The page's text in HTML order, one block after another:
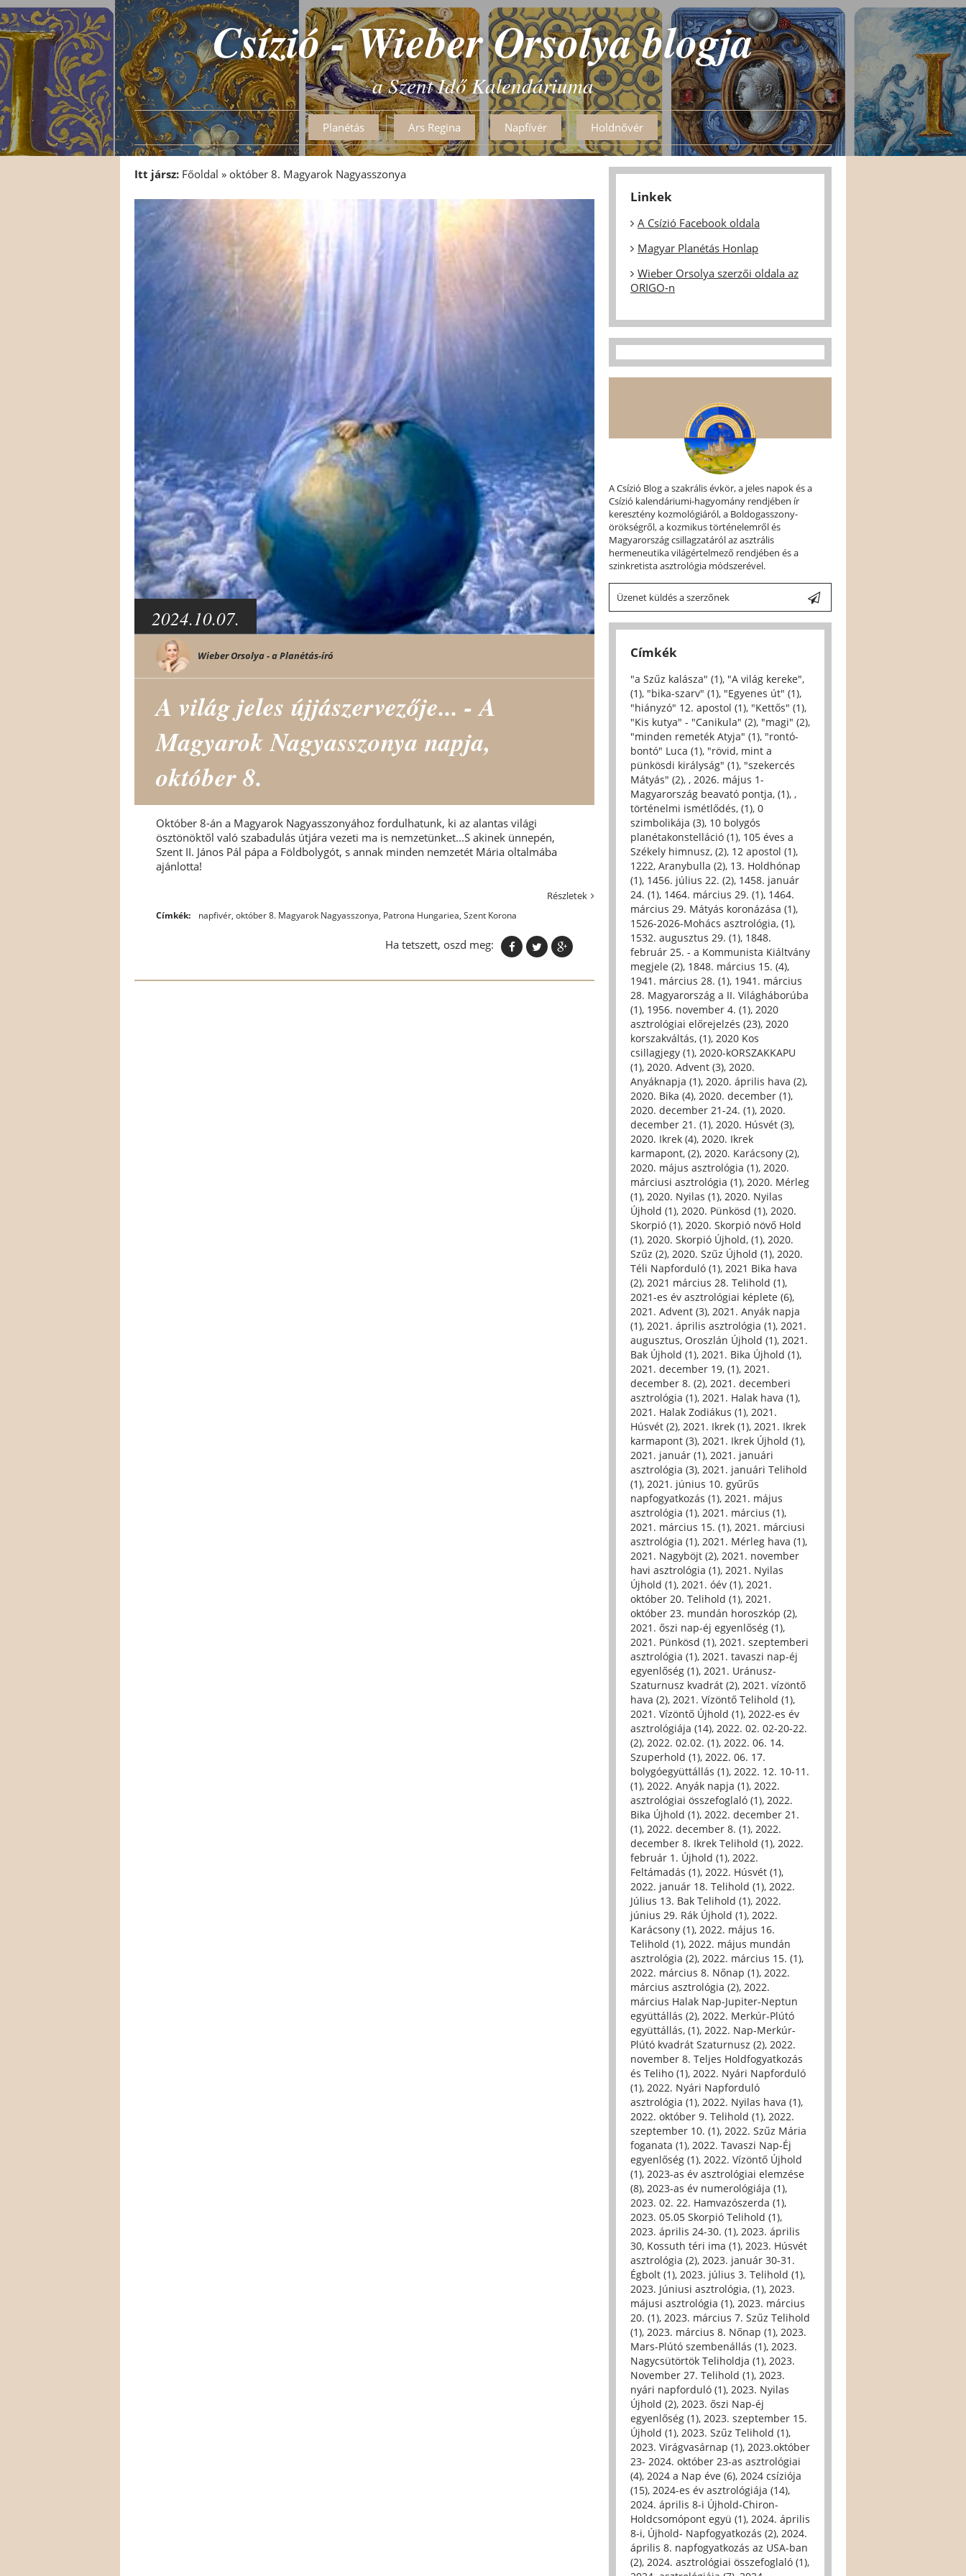
Csízió - Wieber Orsolya blogja
a Szent Idő Kalendáriuma
Planétás Ars Regina Napfívér Holdnővér
Itt jársz: Főoldal » október 8. Magyarok Nagyasszonya
2024.10.07.
Wieber Orsolya - a Planétás-író
A világ jeles újjászervezője... - A
Magyarok Nagyasszonya napja,
október 8.
Október 8-án a Magyarok Nagyasszonyához fordulhatunk, ki az alantas világi
ösztönöktől való szabadulás útjára vezeti ma is nemzetünket...S akinek ünnepén,
Szent II. János Pál pápa a Földbolygót, s annak minden nemzetét Mária oltalmába
ajánlotta!
Részletek
Címkék: napfivér, október 8. Magyarok Nagyasszonya, Patrona Hungariea, Szent Korona
Ha tetszett, oszd meg:
Linkek
A Csízió Facebook oldala
Magyar Planétás Honlap
Wieber Orsolya szerzői oldala az
ORIGO-n
A Csízió Blog a szakrális évkör, a jeles napok és a
Csízió kalendáriumi-hagyomány rendjében ír
keresztény kozmológiáról, a Boldogasszony-
örökségről, a kozmikus történelemről és
Magyarország csillagzatáról az asztrális
hermeneutika világértelmező rendjében és a
szinkretista asztrológia módszerével.
Üzenet küldés a szerzőnek
Címkék
"a Szűz kalásza" (1), "A világ kereke",
(1), "bika-szarv" (1), "Egyenes út" (1),
"hiányzó" 12. apostol (1), "Kettős" (1),
"Kis kutya" - "Canikula" (2), "magi" (2),
"minden remeték Atyja" (1), "rontó-
bontó" Luca (1), "rövid, mint a
pünkösdi királyság" (1), "szekercés
Mátyás" (2), , 2026. május 1-
Magyarország beavató pontja, (1), ,
történelmi ismétlődés, (1), 0
szimbolikája (3), 10 bolygós
planétakonstelláció (1), 105 éves a
Székely himnusz, (2), 12 apostol (1),
1222, Aranybulla (2), 13. Holdhónap
(1), 1456. július 22. (2), 1458. január
24. (1), 1464. március 29. (1), 1464.
március 29. Mátyás koronázása (1),
1526-2026-Mohács asztrológia, (1),
1532. augusztus 29. (1), 1848.
február 25. - a Kommunista Kiáltvány
megjele (2), 1848. március 15. (4),
1941. március 28. (1), 1941. március
28. Magyarország a II. Világháborúba
(1), 1956. november 4. (1), 2020
asztrológiai előrejelzés (23), 2020
korszakváltás, (1), 2020 Kos
csillagjegy (1), 2020-kORSZAKKAPU
(1), 2020. Advent (3), 2020.
Anyáknapja (1), 2020. április hava (2),
2020. Bika (4), 2020. december (1),
2020. december 21-24. (1), 2020.
december 21. (1), 2020. Húsvét (3),
2020. Ikrek (4), 2020. Ikrek
karmapont, (2), 2020. Karácsony (2),
2020. május asztrológia (1), 2020.
márciusi asztrológia (1), 2020. Mérleg
(1), 2020. Nyilas (1), 2020. Nyilas
Újhold (1), 2020. Pünkösd (1), 2020.
Skorpió (1), 2020. Skorpió növő Hold
(1), 2020. Skorpió Újhold, (1), 2020.
Szűz (2), 2020. Szűz Újhold (1), 2020.
Téli Napforduló (1), 2021 Bika hava
(2), 2021 március 28. Telihold (1),
2021-es év asztrológiai képlete (6),
2021. Advent (3), 2021. Anyák napja
(1), 2021. április asztrológia (1), 2021.
augusztus, Oroszlán Újhold (1), 2021.
Bak Újhold (1), 2021. Bika Újhold (1),
2021. december 19, (1), 2021.
december 8. (2), 2021. decemberi
asztrológia (1), 2021. Halak hava (1),
2021. Halak Zodiákus (1), 2021.
Húsvét (2), 2021. Ikrek (1), 2021. Ikrek
karmapont (3), 2021. Ikrek Újhold (1),
2021. január (1), 2021. januári
asztrológia (3), 2021. januári Telihold
(1), 2021. június 10. gyűrűs
napfogyatkozás (1), 2021. május
asztrológia (1), 2021. március (1),
2021. március 15. (1), 2021. márciusi
asztrológia (1), 2021. Mérleg hava (1),
2021. Nagyböjt (2), 2021. november
havi asztrológia (1), 2021. Nyilas
Újhold (1), 2021. óév (1), 2021.
október 20. Telihold (1), 2021.
október 23. mundán horoszkóp (2),
2021. őszi nap-éj egyenlőség (1),
2021. Pünkösd (1), 2021. szeptemberi
asztrológia (1), 2021. tavaszi nap-éj
egyenlőség (1), 2021. Uránusz-
Szaturnusz kvadrát (2), 2021. vízöntő
hava (2), 2021. Vízöntő Telihold (1),
2021. Vízöntő Újhold (1), 2022-es év
asztrológiája (14), 2022. 02. 02-20-22.
(2), 2022. 02.02. (1), 2022. 06. 14.
Szuperhold (1), 2022. 06. 17.
bolygóegyüttállás (1), 2022. 12. 10-11.
(1), 2022. Anyák napja (1), 2022.
asztrológiai összefoglaló (1), 2022.
Bika Újhold (1), 2022. december 21.
(1), 2022. december 8. (1), 2022.
december 8. Ikrek Telihold (1), 2022.
február 1. Újhold (1), 2022.
Feltámadás (1), 2022. Húsvét (1),
2022. január 18. Telihold (1), 2022.
Július 13. Bak Telihold (1), 2022.
június 29. Rák Újhold (1), 2022.
Karácsony (1), 2022. május 16.
Telihold (1), 2022. május mundán
asztrológia (2), 2022. március 15. (1),
2022. március 8. Nőnap (1), 2022.
március asztrológia (2), 2022.
március Halak Nap-Jupiter-Neptun
együttállás (2), 2022. Merkúr-Plútó
együttállás, (1), 2022. Nap-Merkúr-
Plútó kvadrát Szaturnusz (2), 2022.
november 8. Teljes Holdfogyatkozás
és Teliho (1), 2022. Nyári Napforduló
(1), 2022. Nyári Napforduló
asztrológia (1), 2022. Nyilas hava (1),
2022. október 9. Telihold (1), 2022.
szeptember 10. (1), 2022. Szűz Mária
foganata (1), 2022. Tavaszi Nap-Éj
egyenlőség (1), 2022. Vízöntő Újhold
(1), 2023-as év asztrológiai elemzése
(8), 2023-as év numerológiája (1),
2023. 02. 22. Hamvazószerda (1),
2023. 05.05 Skorpió Telihold (1),
2023. április 24-30. (1), 2023. április
30, Kossuth téri ima (1), 2023. Húsvét
asztrológia (2), 2023. január 30-31.
Égbolt (1), 2023. július 3. Telihold (1),
2023. Júniusi asztrológia, (1), 2023.
májusi asztrológia (1), 2023. március
20. (1), 2023. március 7. Szűz Telihold
(1), 2023. március 8. Nőnap (1), 2023.
Mars-Plútó szembenállás (1), 2023.
Nagycsütörtök Teliholdja (1), 2023.
November 27. Telihold (1), 2023.
nyári napforduló (1), 2023. Nyilas
Újhold (2), 2023. őszi Nap-éj
egyenlőség (1), 2023. szeptember 15.
Újhold (1), 2023. Szűz Telihold (1),
2023. Virágvasárnap (1), 2023.október
23- 2024. október 23-as asztrológiai
(4), 2024 a Nap éve (6), 2024 csíziója
(15), 2024-es év asztrológiája (14),
2024. április 8-i Újhold-Chiron-
Holdcsomópont együ (1), 2024. április
8-i, Újhold- Napfogyatkozás (2), 2024.
április 8. napfogyatkozás az USA-ban
(2), 2024. asztrológiai összefoglaló (1),